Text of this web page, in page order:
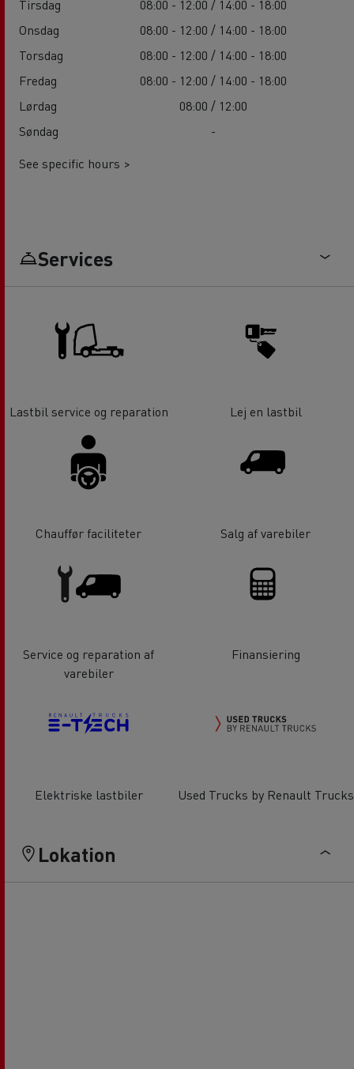
Tirsdag
08:00 - 12:00 / 14:00 - 18:00
Onsdag
08:00 - 12:00 / 14:00 - 18:00
Torsdag
08:00 - 12:00 / 14:00 - 18:00
Fredag
08:00 - 12:00 / 14:00 - 18:00
Lørdag
08:00 / 12:00
Søndag
-
See specific hours >
Services
Lastbil service og reparation Lej en lastbil
Chauffør faciliteter Salg af varebiler
Service og reparation af
varebiler
Finansiering
Elektriske lastbiler Used Trucks by Renault Trucks
Lokation